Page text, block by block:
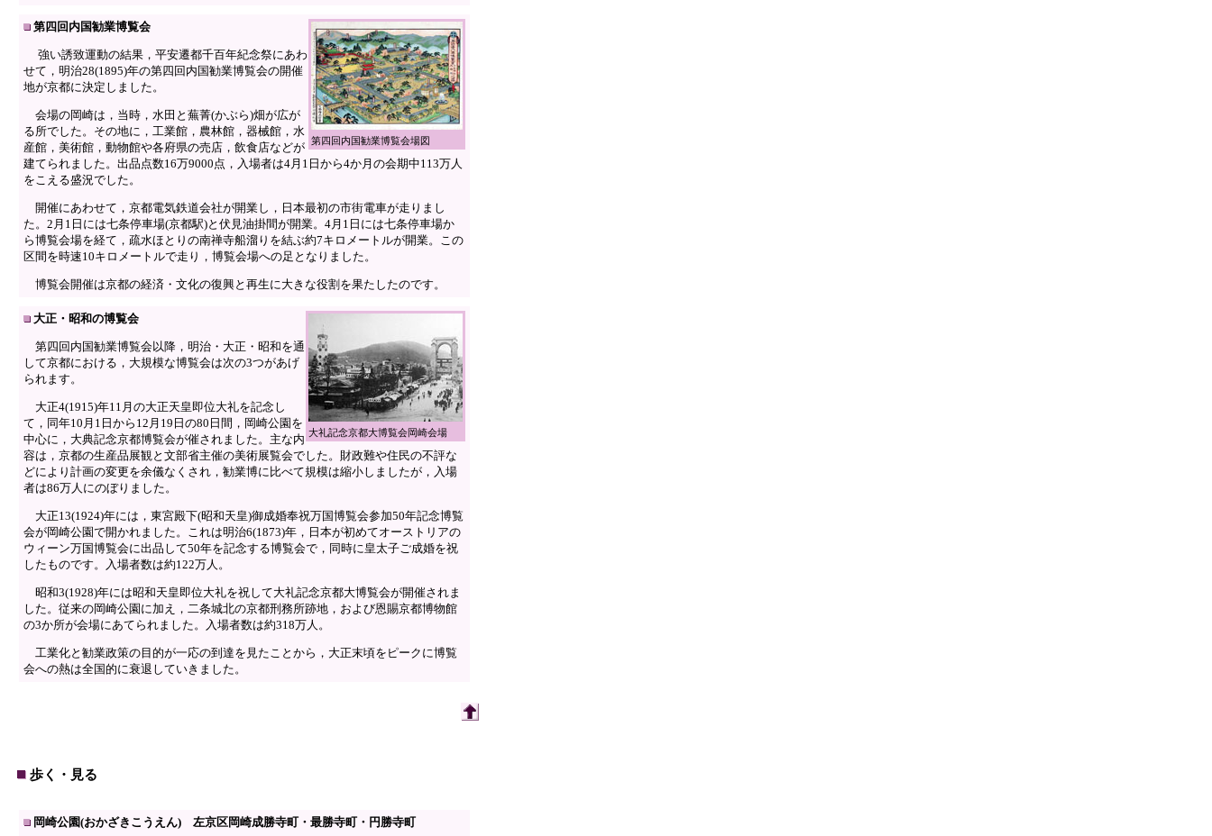
第四回内国勧業博覧会
第四回内国勧業博覧会場図
強い誘致運動の結果，平安遷都千百年紀念祭にあわ
せて，明治28(1895)年の第四回内国勧業博覧会の開催
地が京都に決定しました。
会場の岡崎は，当時，水田と蕪菁(かぶら)畑が広が
る所でした。その地に，工業館，農林館，器械館，水
産館，美術館，動物館や各府県の売店，飲食店などが
建てられました。出品点数16万9000点，入場者は4月1日から4か月の会期中113万人
をこえる盛況でした。
開催にあわせて，京都電気鉄道会社が開業し，日本最初の市街電車が走りまし
た。2月1日には七条停車場(京都駅)と伏見油掛間が開業。4月1日には七条停車場か
ら博覧会場を経て，疏水ほとりの南禅寺船溜りを結ぶ約7キロメートルが開業。この
区間を時速10キロメートルで走り，博覧会場への足となりました。
博覧会開催は京都の経済・文化の復興と再生に大きな役割を果たしたのです。
大正・昭和の博覧会
大礼記念京都大博覧会岡崎会場
第四回内国勧業博覧会以降，明治・大正・昭和を通
して京都における，大規模な博覧会は次の3つがあげ
られます。
大正4(1915)年11月の大正天皇即位大礼を記念し
て，同年10月1日から12月19日の80日間，岡崎公園を
中心に，大典記念京都博覧会が催されました。主な内
容は，京都の生産品展観と文部省主催の美術展覧会でした。財政難や住民の不評な
どにより計画の変更を余儀なくされ，勧業博に比べて規模は縮小しましたが，入場
者は86万人にのぼりました。
大正13(1924)年には，東宮殿下(昭和天皇)御成婚奉祝万国博覧会参加50年記念博覧
会が岡崎公園で開かれました。これは明治6(1873)年，日本が初めてオーストリアの
ウィーン万国博覧会に出品して50年を記念する博覧会で，同時に皇太子ご成婚を祝
したものです。入場者数は約122万人。
昭和3(1928)年には昭和天皇即位大礼を祝して大礼記念京都大博覧会が開催されま
した。従来の岡崎公園に加え，二条城北の京都刑務所跡地，および恩賜京都博物館
の3か所が会場にあてられました。入場者数は約318万人。
工業化と勧業政策の目的が一応の到達を見たことから，大正末頃をピークに博覧
会への熱は全国的に衰退していきました。
歩く・見る
岡崎公園(おかざきこうえん) 左京区岡崎成勝寺町・最勝寺町・円勝寺町